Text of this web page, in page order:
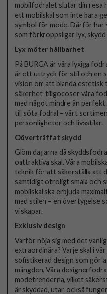
mobilfodralet slutar din resa
ett mobilskal som inte bara
symbol för mode. Därför
som förkroppsligar lyx,
Lyx möter hållbarhet
På BURGA är våra lyxiga
är ett uttryck för stil och en
vision om att blanda estetisk
säkerhet, tillgodoser våra
med något mindre än
till söta fodral – vårt
personligheter och livsstilar.
Oöverträffat skydd
Glöm dagarna då
oattraktiva skal. Våra
teknik för att säkerställa att
samtidigt otroligt smala och
mobilskal ska erbjuda
med stilen – en övertygelse
vi skapar.
Exklusiv design
Varför nöja sig med det
extraordinära? Varje skal i
sofistikerad design som gör
mängden. Våra
modetrenderna, vilket
är skyddad, utan också